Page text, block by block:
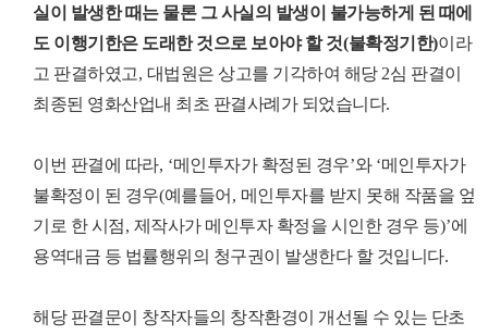
실이 발생한 때는 물론 그 사실의 발생이 불가능하게 된 때에
도 이행기한은 도래한 것으로 보아야 할 것(불확정기한)이라
고 판결하였고, 대법원은 상고를 기각하여 해당 2심 판결이
최종된 영화산업내 최초 판결사례가 되었습니다.
이번 판결에 따라, ‘메인투자가 확정된 경우’와 ‘메인투자가
불확정이 된 경우(예를들어 , 메인투자를 받지 못해 작품을 엎
기로 한 시점, 제작사가 메인투자 확정을 시인한 경우 등)’에
용역대금 등 법률행위의 청구권이 발생한다 할 것입니다.
해당 판결문이 창작자들의 창작환경이 개선될 수 있는 단초